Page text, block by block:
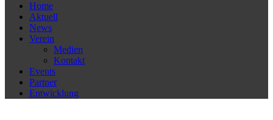
Home
Aktuell
News
Verein
Medien
Kontakt
Events
Partner
Entwicklung